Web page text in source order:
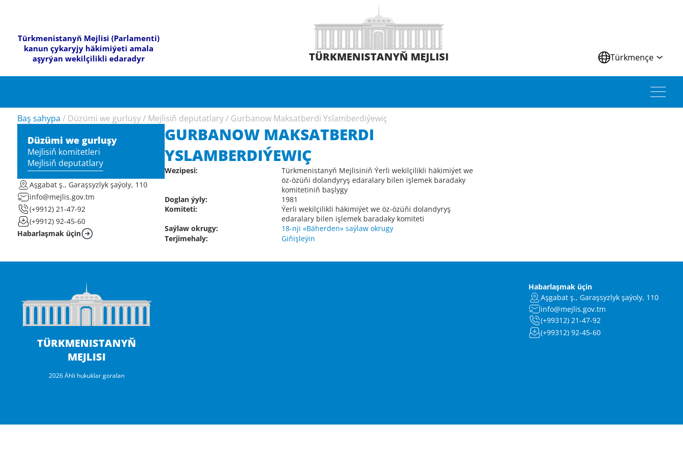
Türkmenistanyň Mejlisi (Parlamenti)
kanun çykaryjy häkimiýeti amala
aşyrýan wekilçilikli edaradyr
TÜRKMENISTANYŇ MEJLISI Türkmençe
Baş sahypa / Düzümi we gurluşy / Mejlisiň deputatlary / Gurbanow Maksatberdi Yslamberdiýewiç
Düzümi we gurluşy
Mejlisiň komitetleri
Mejlisiň deputatlary
Aşgabat ş., Garaşsyzlyk şaýoly, 110
info@mejlis.gov.tm
(+9912) 21-47-92
(+9912) 92-45-60
Habarlaşmak üçin
GURBANOW MAKSATBERDI
YSLAMBERDIÝEWIÇ
Wezipesi:
Türkmenistanyň Mejlisiniň Ýerli wekilçilikli häkimiýet we
öz-özüňi dolandyryş edaralary bilen işlemek baradaky
komitetiniň başlygy
Doglan ýyly:
1981
Komiteti:
Ýerli wekilçilikli häkimiýet we öz-özüňi dolandyryş
edaralary bilen işlemek baradaky komiteti
Saýlaw okrugy:
18-nji «Bäherden» saýlaw okrugy
Terjimehaly:
Giňişleýin
TÜRKMENISTANYŇ
MEJLISI
2026 Ähli hukuklar goralan
Habarlaşmak üçin
Aşgabat ş., Garaşsyzlyk şaýoly, 110
info@mejlis.gov.tm
(+99312) 21-47-92
(+99312) 92-45-60